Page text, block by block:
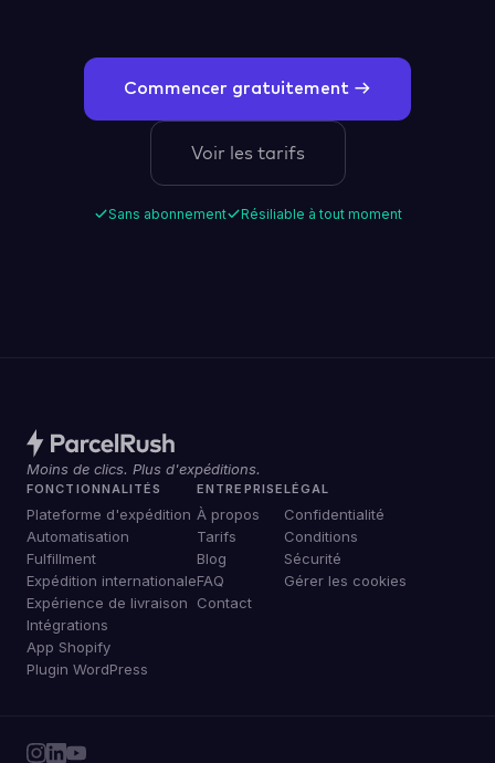
Commencer gratuitement →
Voir les tarifs
Sans abonnement Résiliable à tout moment
Moins de clics. Plus d'expéditions.
FONCTIONNALITÉS
Plateforme d'expédition
Automatisation
Fulfillment
Expédition internationale
Expérience de livraison
Intégrations
App Shopify
Plugin WordPress
ENTREPRISE
À propos
Tarifs
Blog
FAQ
Contact
LÉGAL
Confidentialité
Conditions
Sécurité
Gérer les cookies